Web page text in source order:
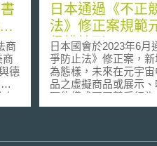
商
商
德
由
日本通過《不正
法》修正案規範
侵權情形
日本國會於2023年6月
爭防止法》修正案，
為態樣，未來在元宇
品之虛擬商品或展示
可能構成不正競爭行為
中發生商品侵權的法